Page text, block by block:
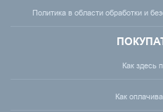
Политика в области обработки и
Как здесь
Как